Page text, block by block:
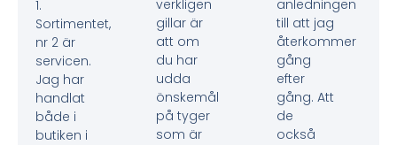
1.
Sortimentet,
nr 2 är
servicen.
Jag har
handlat
både i
butiken i
verkligen
gillar är
att om
du har
udda
önskemål
på tyger
som är
anledningen
till att jag
återkommer
gång
efter
gång. Att
de
också